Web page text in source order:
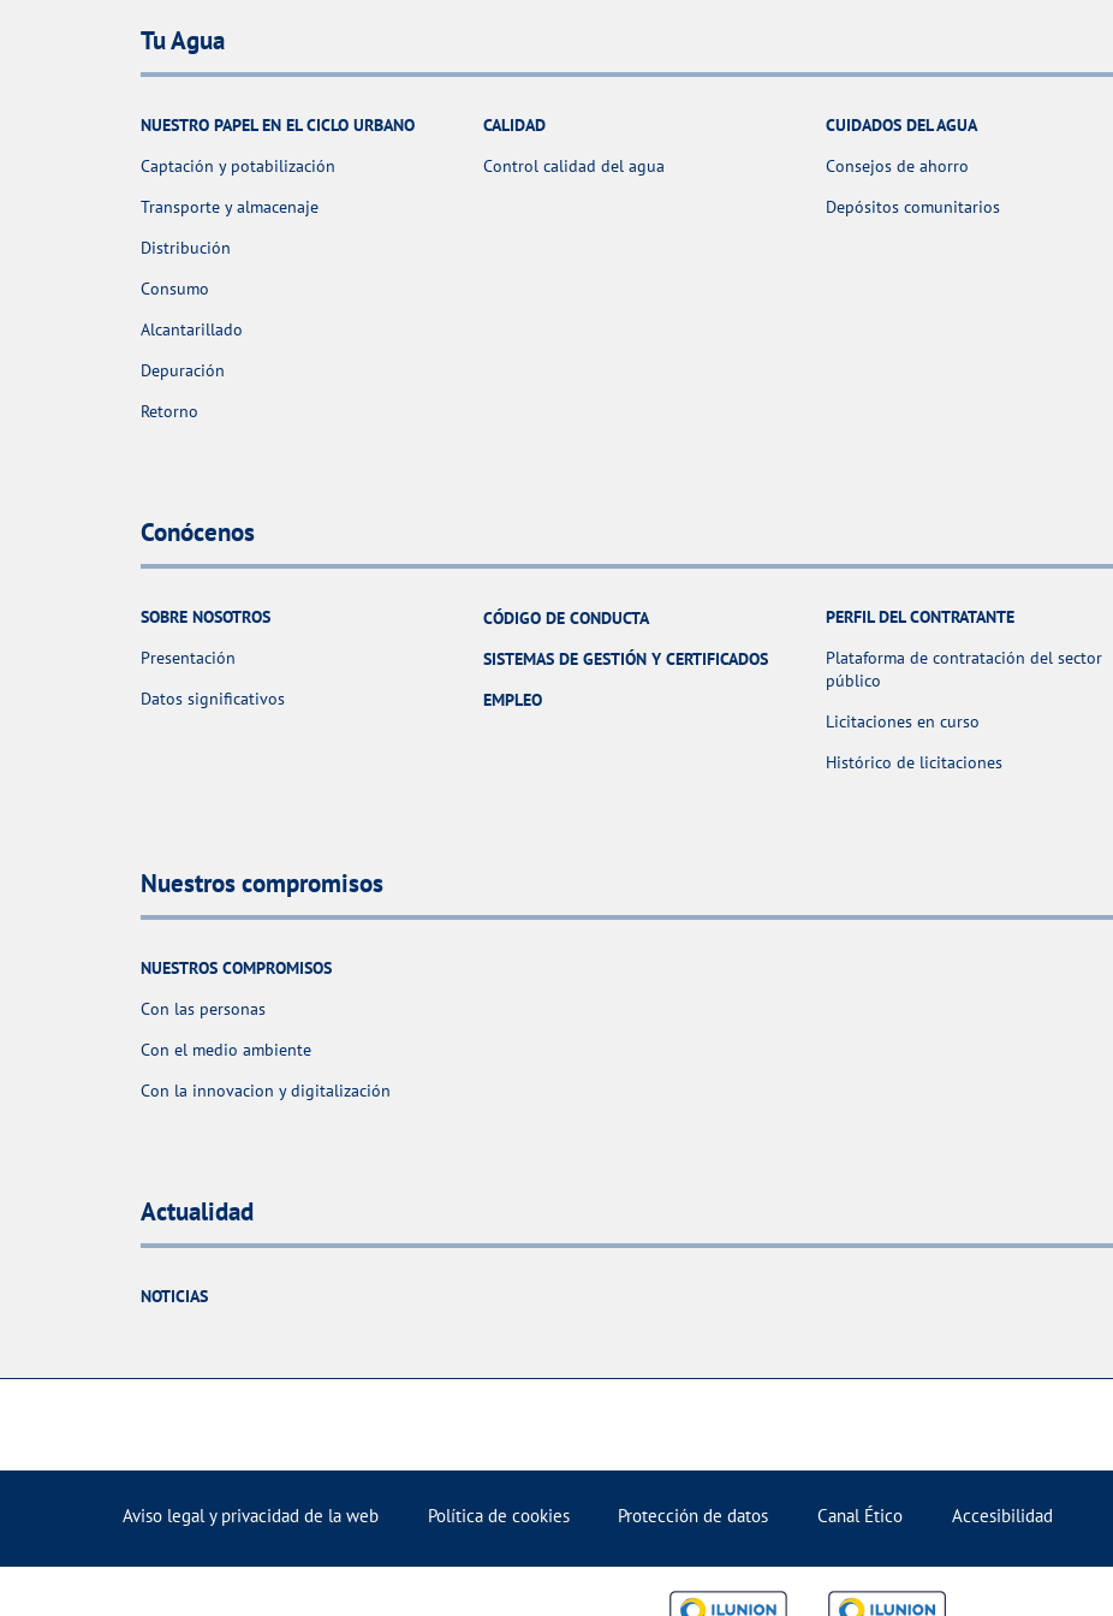
Tu Agua
NUESTRO PAPEL EN EL CICLO URBANO
Captación y potabilización
Transporte y almacenaje
Distribución
Consumo
Alcantarillado
Depuración
Retorno
CALIDAD
Control calidad del agua
CUIDADOS DEL AGUA
Consejos de ahorro
Depósitos comunitarios
Conócenos
SOBRE NOSOTROS
Presentación
Datos significativos
CÓDIGO DE CONDUCTA
SISTEMAS DE GESTIÓN Y CERTIFICADOS
EMPLEO
PERFIL DEL CONTRATANTE
Plataforma de contratación del sector
público
Licitaciones en curso
Histórico de licitaciones
Nuestros compromisos
NUESTROS COMPROMISOS
Con las personas
Con el medio ambiente
Con la innovacion y digitalización
Actualidad
NOTICIAS
Aviso legal y privacidad de la web Política de cookies Protección de datos Canal Ético Accesibilidad